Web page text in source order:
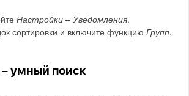
Настройки – Уведомления.
сортировки и включите функциюГрупп.
– умный поиск